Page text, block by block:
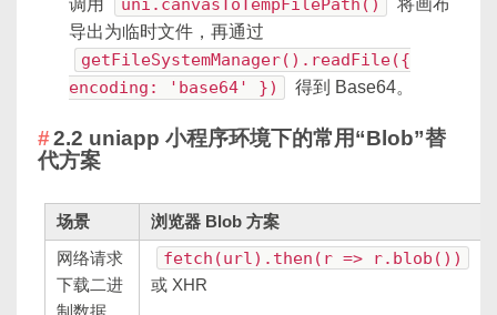
调用
uni.canvasToTempFilePath()
将画布
导出为临时文件，再通过
getFileSystemManager().readFile({
encoding: 'base64' })
得到 Base64。
2.2 uniapp 小程序环境下的常用“Blob”替
代方案
场景 浏览器 Blob 方案
网络请求
下载二进
制数据
fetch(url).then(r => r.blob())
或 XHR